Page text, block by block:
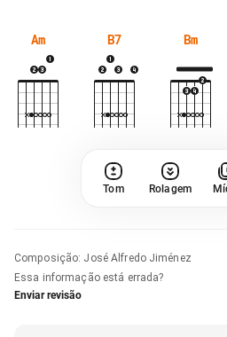
Am B7 Bm
Tom Rolagem
Composição: José Alfredo Jiménez
Essa informação está errada?
Enviar revisão